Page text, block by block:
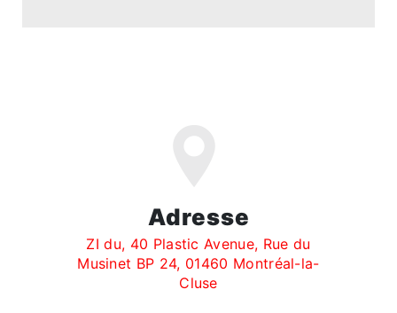
Adresse
ZI du, 40 Plastic Avenue, Rue du
Musinet BP 24, 01460 Montréal-la-
Cluse